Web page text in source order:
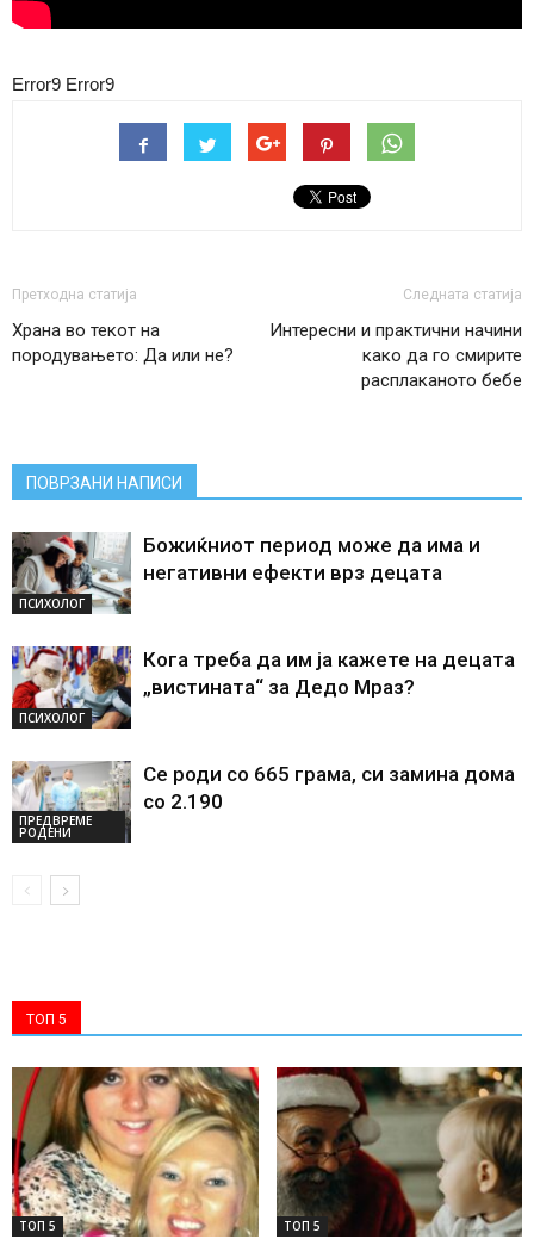
Error9 Error9
Претходна статија
Храна во текот на
породувањето: Да или не?
Следната статија
Интересни и практични начини
како да го смирите
расплаканото бебе
ПОВРЗАНИ НАПИСИ
ПСИХОЛОГ
Божиќниот период може да има и
негативни ефекти врз децата
ПСИХОЛОГ
Кога треба да им ја кажете на децата
„вистината“ за Дедо Мраз?
ПРЕДВРЕМЕ
РОДЕНИ
Се роди со 665 грама, си замина дома
со 2.190
ТОП 5
ТОП 5 ТОП 5